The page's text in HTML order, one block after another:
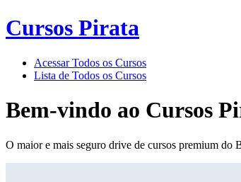
Cursos Pirata
Acessar Todos os Cursos
Lista de Todos os Cursos
Bem-vindo ao Cursos
O maior e mais seguro drive de cursos premium do